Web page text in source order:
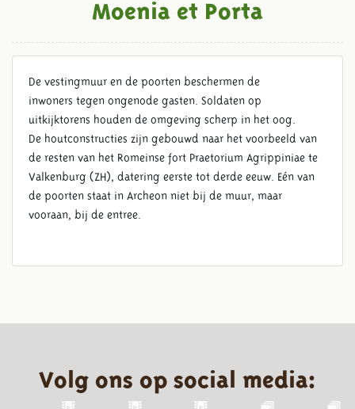
Moenia et Porta
De vestingmuur en de poorten beschermen de
inwoners tegen ongenode gasten. Soldaten op
uitkijktorens houden de omgeving scherp in het oog.
De houtconstructies zijn gebouwd naar het voorbeeld van
de resten van het Romeinse fort Praetorium Agrippiniae te
Valkenburg (ZH), datering eerste tot derde eeuw. Eén van
de poorten staat in Archeon niet bij de muur, maar
vooraan, bij de entree.
Volg ons op social media: